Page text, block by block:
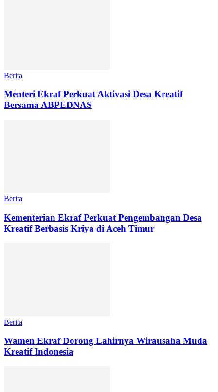
Berita
Menteri Ekraf Perkuat Aktivasi Desa Kreatif
Bersama ABPEDNAS
Berita
Kementerian Ekraf Perkuat Pengembangan Desa
Kreatif Berbasis Kriya di Aceh Timur
Berita
Wamen Ekraf Dorong Lahirnya Wirausaha Muda
Kreatif Indonesia